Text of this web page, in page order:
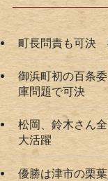
町長問責も可決
御浜町初の百条
庫問題で可決
松岡、鈴木さん
大活躍
優勝は津市の栗